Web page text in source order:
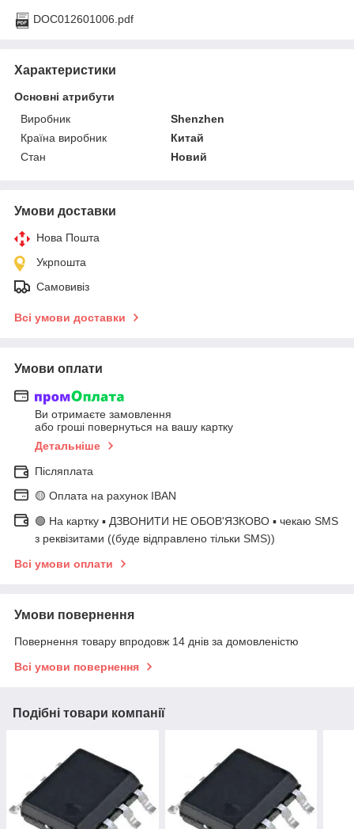
DOC012601006.pdf
Характеристики
Основні атрибути
Виробник
Shenzhen
Країна виробник
Китай
Стан
Новий
Умови доставки
Нова Пошта
Укрпошта
Самовивіз
Всі умови доставки
Умови оплати
Ви отримаєте замовлення
або гроші повернуться на вашу картку
Детальніше
Післяплата
🟡 Оплата на рахунок IBAN
🟢 На картку ▪️ ДЗВОНИТИ НЕ ОБОВ'ЯЗКОВО ▪️ чекаю SMS
з реквізитами ((буде відправлено тільки SMS))
Всі умови оплати
Умови повернення
Повернення товару впродовж 14 днів за домовленістю
Всі умови повернення
Подібні товари компанії